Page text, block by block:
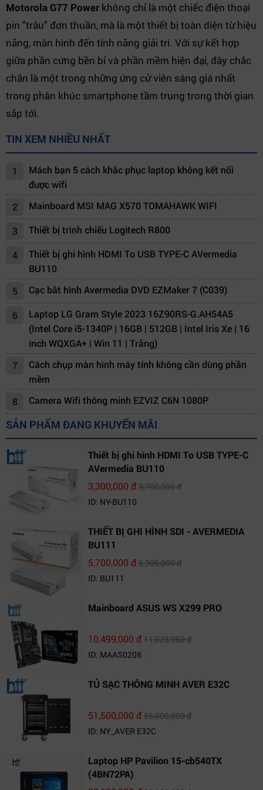
Motorola G77 Power không chỉ là một chiếc điện thoại
pin "trâu" đơn thuần, mà là một thiết bị toàn diện từ hiệu
năng, màn hình đến tính năng giải trí. Với sự kết hợp
giữa phần cứng bền bỉ và phần mềm hiện đại, đây chắc
chắn là một trong những ứng cử viên sáng giá nhất
trong phân khúc smartphone tầm trung trong thời gian
sắp tới.
TIN XEM NHIỀU NHẤT
1
Mách bạn 5 cách khắc phục laptop không kết nối
được wifi
2
Mainboard MSI MAG X570 TOMAHAWK WIFI
3 Thiết bị trình chiếu Logitech R800
4
Thiết bị ghi hình HDMI To USB TYPE-C AVermedia
BU110
5
Cạc bắt hình Avermedia DVD EZMaker 7 (C039)
6
Laptop LG Gram Style 2023 16Z90RS-G.AH54A5
(Intel Core i5-1340P | 16GB | 512GB | Intel Iris Xe | 16
inch WQXGA+ | Win 11 | Trắng)
7
Cách chụp màn hình máy tính không cần dùng phần
mềm
8
Camera Wifi thông minh EZVIZ C6N 1080P
SẢN PHẨM ĐANG KHUYẾN MÃI
Thiết bị ghi hình HDMI To USB TYPE-C
AVermedia BU110
3,300,000 đ3,700,000 đ
ID: NY-BU110
THIẾT BỊ GHI HÌNH SDI - AVERMEDIA
BU111
5,700,000 đ6,300,000 đ
ID: BU111
Mainboard ASUS WS X299 PRO
10,499,000 đ11,023,950 đ
ID: MAAS0208
TỦ SẠC THÔNG MINH AVER E32C
51,500,000 đ55,000,000 đ
ID: NY_AVER E32C
Laptop HP Pavilion 15-cb540TX
(4BN72PA)